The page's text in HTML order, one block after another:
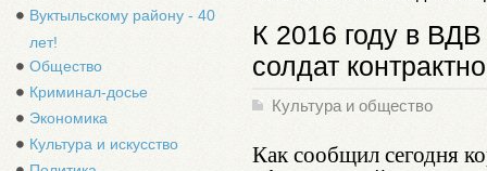
Вуктыльскому району - 40
лет!
Общество
Криминал-досье
Экономика
Культура и искусство
К 2016 году в
солдат
Культура и общество
Как сообщил сегодня